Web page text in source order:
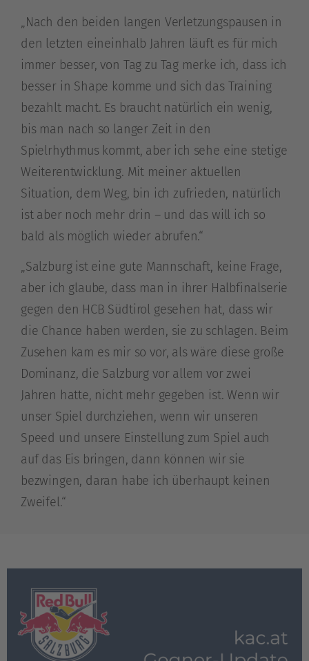
„Nach den beiden langen Verletzungspausen in
den letzten eineinhalb Jahren läuft es für mich
immer besser, von Tag zu Tag merke ich, dass ich
besser in Shape komme und sich das Training
bezahlt macht. Es braucht natürlich ein wenig,
bis man nach so langer Zeit in den
Spielrhythmus kommt, aber ich sehe eine stetige
Weiterentwicklung. Mit meiner aktuellen
Situation, dem Weg, bin ich zufrieden, natürlich
ist aber noch mehr drin – und das will ich so
bald als möglich wieder abrufen.“
„Salzburg ist eine gute Mannschaft, keine Frage,
aber ich glaube, dass man in ihrer Halbfinalserie
gegen den HCB Südtirol gesehen hat, dass wir
die Chance haben werden, sie zu schlagen. Beim
Zusehen kam es mir so vor, als wäre diese große
Dominanz, die Salzburg vor allem vor zwei
Jahren hatte, nicht mehr gegeben ist. Wenn wir
unser Spiel durchziehen, wenn wir unseren
Speed und unsere Einstellung zum Spiel auch
auf das Eis bringen, dann können wir sie
bezwingen, daran habe ich überhaupt keinen
Zweifel.“